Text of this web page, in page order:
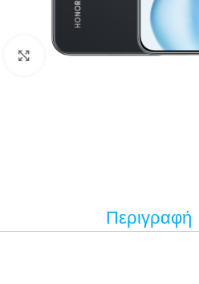
Κάντε κλικ για μεγέθυνση
Περιγραφή